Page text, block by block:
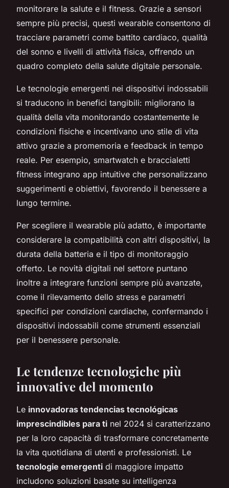
monitorare la salute e il fitness. Grazie a sensori
sempre più precisi, questi wearable consentono di
tracciare parametri come battito cardiaco, qualità
del sonno e livelli di attività fisica, offrendo un
quadro completo della salute digitale personale.
Le tecnologie emergenti nei dispositivi indossabili
si traducono in benefici tangibili: migliorano la
qualità della vita monitorando costantemente le
condizioni fisiche e incentivano uno stile di vita
attivo grazie a promemoria e feedback in tempo
reale. Per esempio, smartwatch e braccialetti
fitness integrano app intuitive che personalizzano
suggerimenti e obiettivi, favorendo il benessere a
lungo termine.
Per scegliere il wearable più adatto, è importante
considerare la compatibilità con altri dispositivi, la
durata della batteria e il tipo di monitoraggio
offerto. Le novità digitali nel settore puntano
inoltre a integrare funzioni sempre più avanzate,
come il rilevamento dello stress e parametri
specifici per condizioni cardiache, confermando i
dispositivi indossabili come strumenti essenziali
per il benessere personale.
Le tendenze tecnologiche più
innovative del momento
Le innovadoras tendencias tecnológicas
imprescindibles para ti nel 2024 si caratterizzano
per la loro capacità di trasformare concretamente
la vita quotidiana di utenti e professionisti. Le
tecnologie emergenti di maggiore impatto
includono soluzioni basate su intelligenza